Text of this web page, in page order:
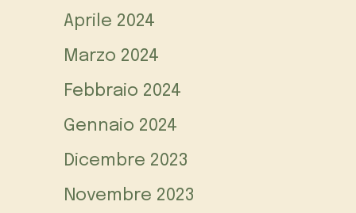
Aprile 2024
Marzo 2024
Febbraio 2024
Gennaio 2024
Dicembre 2023
Novembre 2023